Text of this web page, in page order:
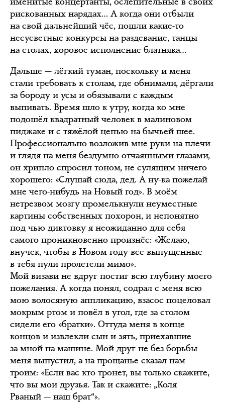
рискованных нарядах… А когда они отбыли
на свой дальнейший чёс, пошли какие-то
несусветные конкурсы на раздевание, танцы
на столах, хоровое исполнение блатняка…
Дальше — лёгкий туман, поскольку и меня
стали требовать к столам, где обнимали, дёргали
за бороду и усы и обязывали с каждым
выпивать. Время шло к утру, когда ко мне
подошёл квадратный человек в малиновом
пиджаке и с тяжёлой цепью на бычьей шее.
Профессионально возложив мне руки на плечи
и глядя на меня бездумно-отчаянными глазами,
он хрипло спросил тоном, не сулящим ничего
хорошего: «Слушай сюда, дед. А ну-ка пожелай
мне чего-нибудь на Новый год». В моём
нетрезвом мозгу промелькнули неуместные
картины собственных похорон, и непонятно
под чью диктовку я неожиданно для себя
самого проникновенно произнёс: «Желаю,
внучек, чтобы в Новом году все выпущенные
в тебя пули пролетели мимо».
Мой визави не вдруг постиг всю глубину моего
пожелания. А когда понял, содрал с меня всю
мою волосяную аппликацию, взасос поцеловал
мокрым ртом и повёл в угол, где за столом
сидели его «братки». Оттуда меня в конце
концов и извлекли сын и зять, приехавшие
за мной на машине. Мой друг не без борьбы
меня выпустил, а на прощанье сказал нам
троим: «Если вас кто тронет, вы только скажите,
что вы мои друзья. Так и скажите: „Коля
Рваный — наш брат“».